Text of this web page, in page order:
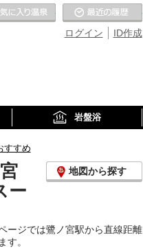
ID作成
ログイン
お気に入りの温泉
岩盤浴
すすめ
ー
地図から探す
ージでは鷺ノ宮駅から直線距離
す。